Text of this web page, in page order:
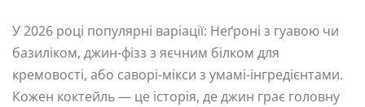
У 2026 році популярні варіації: Неґроні з гуавою чи
базиліком, джин-фізз з яєчним білком для
кремовості, або саворі-мікси з умамі-інгредієнтами.
Кожен коктейль — це історія, де джин грає головну